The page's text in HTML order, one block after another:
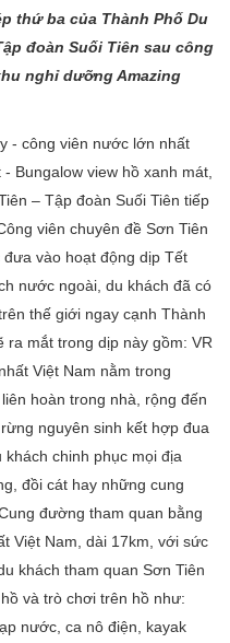
thứ ba của Thành Phố Du
đoàn Suối Tiên sau công
nghỉ dưỡng Amazing
- công viên nước lớn nhất
Bungalow view hồ xanh mát,
– Tập đoàn Suối Tiên tiếp
viên chuyên đề Sơn Tiên
vào hoạt động dịp Tết
nước ngoài, du khách đã có
thế giới ngay cạnh Thành
ra mắt trong dịp này gồm: VR
Việt Nam nằm trong
hoàn trong nhà, rộng đến
nguyên sinh kết hợp đua
chinh phục mọi địa
đồi cát hay những cung
đường tham quan bằng
Việt Nam, dài 17km, với sức
khách tham quan Sơn Tiên
và trò chơi trên hồ như:
nước, ca nô điện, kayak